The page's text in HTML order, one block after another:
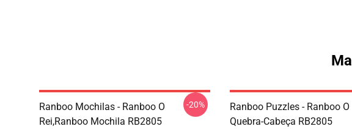
Ranboo Mochilas - Ranboo O
Rei,Ranboo Mochila RB2805
-20%
Ranboo Puzzles - Ranboo
Quebra-Cabeça RB2805